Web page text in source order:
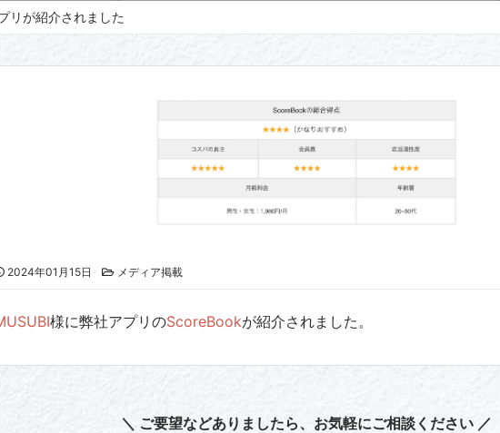
リが紹介されました
2024年01月15日 メディア掲載
様に弊社アプリのScoreBookが紹介されました。
＼ ご要望などありましたら、お気軽にご相談ください ／